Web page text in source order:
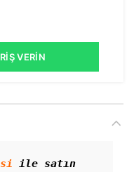
VERIN
ile satın